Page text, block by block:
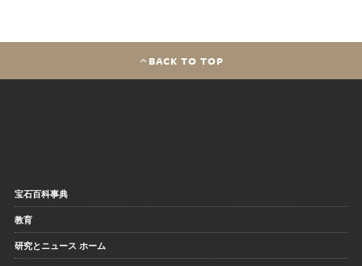
BACK TO TOP
宝石百科事典
教育
研究とニュース ホーム